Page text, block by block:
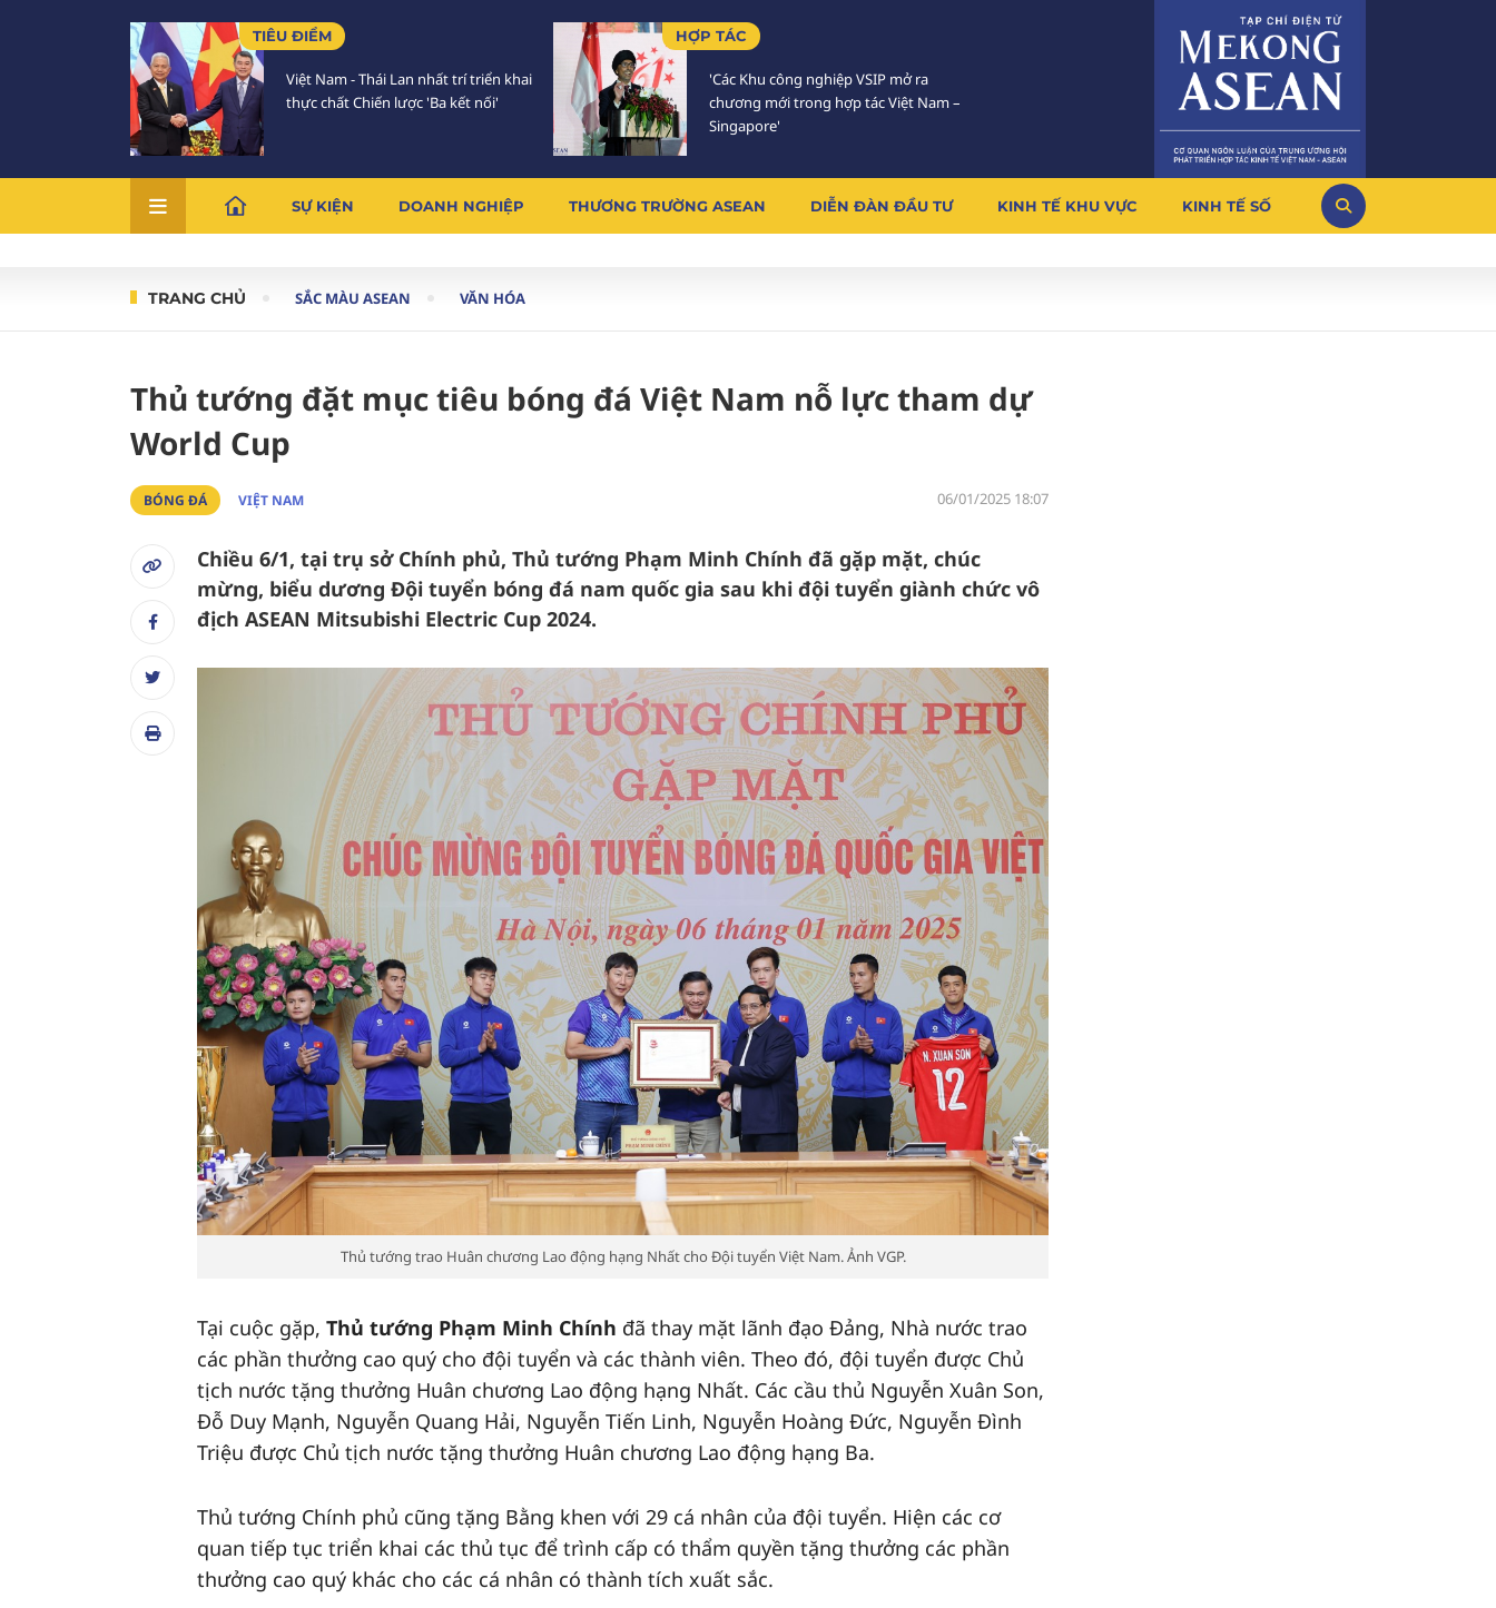
TIÊU ĐIỂM
Việt Nam - Thái Lan nhất trí triển khai
thực chất Chiến lược 'Ba kết nối'
HỢP TÁC
'Các Khu công nghiệp VSIP mở ra
chương mới trong hợp tác Việt Nam –
Singapore'
SỰ KIỆN DOANH NGHIỆP THƯƠNG TRƯỜNG ASEAN DIỄN ĐÀN ĐẦU TƯ KINH TẾ KHU VỰC KINH TẾ SỐ
TRANG CHỦ SẮC MÀU ASEAN VĂN HÓA
Thủ tướng đặt mục tiêu bóng đá Việt Nam nỗ lực tham dự
World Cup
BÓNG ĐÁ VIỆT NAM 06/01/2025 18:07
Chiều 6/1, tại trụ sở Chính phủ, Thủ tướng Phạm Minh Chính đã gặp mặt, chúc
mừng, biểu dương Đội tuyển bóng đá nam quốc gia sau khi đội tuyển giành chức vô
địch ASEAN Mitsubishi Electric Cup 2024.
Thủ tướng trao Huân chương Lao động hạng Nhất cho Đội tuyển Việt Nam. Ảnh VGP.
Tại cuộc gặp, Thủ tướng Phạm Minh Chính đã thay mặt lãnh đạo Đảng, Nhà nước trao
các phần thưởng cao quý cho đội tuyển và các thành viên. Theo đó, đội tuyển được Chủ
tịch nước tặng thưởng Huân chương Lao động hạng Nhất. Các cầu thủ Nguyễn Xuân Son,
Đỗ Duy Mạnh, Nguyễn Quang Hải, Nguyễn Tiến Linh, Nguyễn Hoàng Đức, Nguyễn Đình
Triệu được Chủ tịch nước tặng thưởng Huân chương Lao động hạng Ba.
Thủ tướng Chính phủ cũng tặng Bằng khen với 29 cá nhân của đội tuyển. Hiện các cơ
quan tiếp tục triển khai các thủ tục để trình cấp có thẩm quyền tặng thưởng các phần
thưởng cao quý khác cho các cá nhân có thành tích xuất sắc.